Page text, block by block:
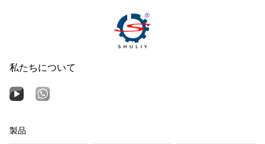
私たちについて
製品